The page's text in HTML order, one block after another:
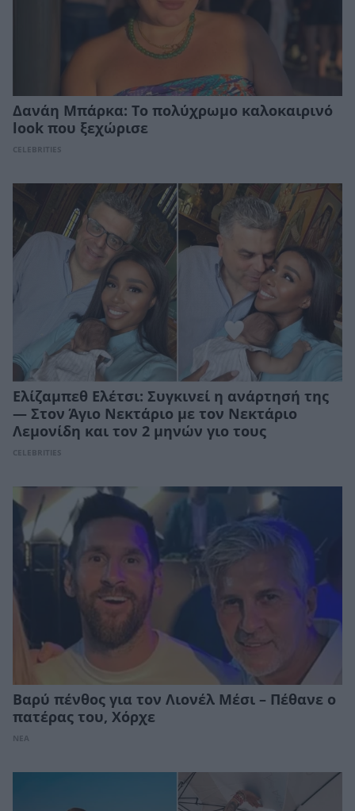
Δανάη Μπάρκα: Το πολύχρωμο καλοκαιρινό
look που ξεχώρισε
CELEBRITIES
Ελίζαμπεθ Ελέτσι: Συγκινεί η ανάρτησή της
— Στον Άγιο Νεκτάριο με τον Νεκτάριο
Λεμονίδη και τον 2 μηνών γιο τους
CELEBRITIES
Βαρύ πένθος για τον Λιονέλ Μέσι – Πέθανε ο
πατέρας του, Χόρχε
ΝΕΑ